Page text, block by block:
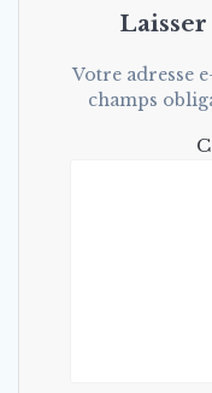
Votre adresse
champs